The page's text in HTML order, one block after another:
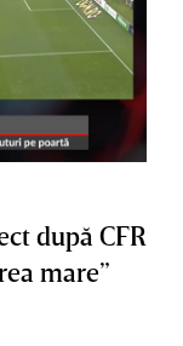
după CFR
mare”